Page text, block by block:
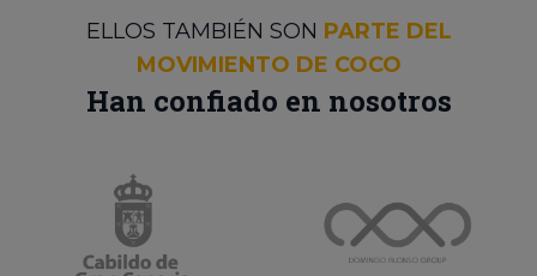
ELLOS TAMBIÉN SON PARTE DEL
MOVIMIENTO DE COCO
Han confiado en nosotros